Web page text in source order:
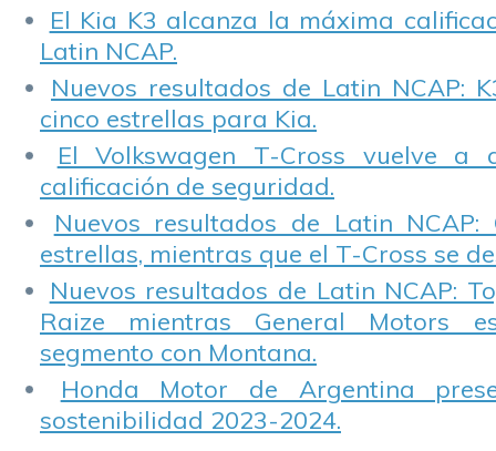
El Kia K3 alcanza la máxima
Latin NCAP.
Nuevos resultados de Latin NCAP:
cinco estrellas para Kia.
El Volkswagen T-Cross vuelve a
calificación de seguridad.
Nuevos resultados de Latin NCAP:
estrellas, mientras que el T-Cross se
Nuevos resultados de Latin NCAP:
Raize mientras General Motors
segmento con Montana.
Honda Motor de Argentina
sostenibilidad 2023-2024.